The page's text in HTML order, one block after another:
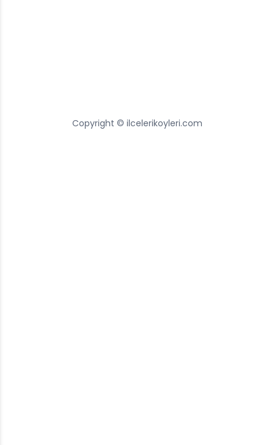
Copyright © ilcelerikoyleri.com